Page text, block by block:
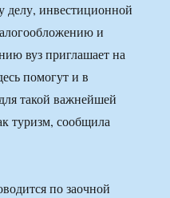
делу, инвестиционной
и
вуз приглашает на
помогут и в
такой важнейшей
туризм, сообщила
по заочной